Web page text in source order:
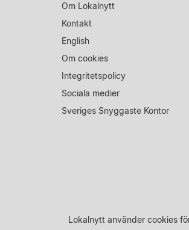
Om Lokalnytt
Kontakt
English
Om cookies
Integritetspolicy
Sociala medier
Sveriges Snyggaste Kontor
Lokalnytt använder cookies